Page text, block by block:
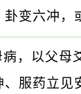
卦变六冲，
病，以父母
服药立见